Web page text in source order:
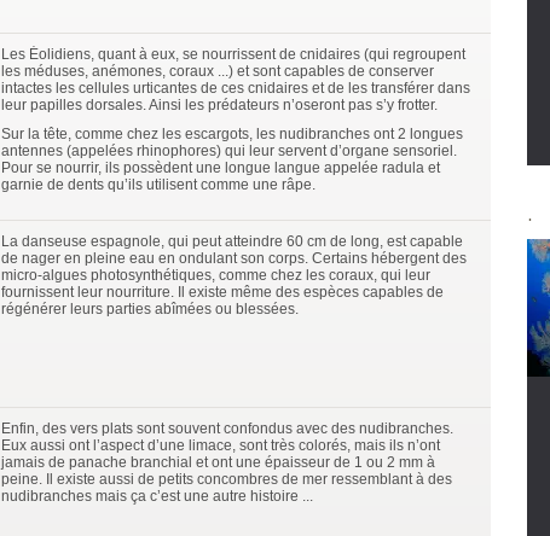
Les Éolidiens, quant à eux, se nourrissent de cnidaires (qui regroupent
les méduses, anémones, coraux ...) et sont capables de conserver
intactes les cellules urticantes de ces cnidaires et de les transférer dans
leur papilles dorsales. Ainsi les prédateurs n’oseront pas s’y frotter.
Sur la tête, comme chez les escargots, les nudibranches ont 2 longues
antennes (appelées rhinophores) qui leur servent d’organe sensoriel.
Pour se nourrir, ils possèdent une longue langue appelée radula et
garnie de dents qu’ils utilisent comme une râpe.
La danseuse espagnole, qui peut atteindre 60 cm de long, est capable
de nager en pleine eau en ondulant son corps. Certains hébergent des
micro-algues photosynthétiques, comme chez les coraux, qui leur
fournissent leur nourriture. Il existe même des espèces capables de
régénérer leurs parties abîmées ou blessées.
Enfin, des vers plats sont souvent confondus avec des nudibranches.
Eux aussi ont l’aspect d’une limace, sont très colorés, mais ils n’ont
jamais de panache branchial et ont une épaisseur de 1 ou 2 mm à
peine. Il existe aussi de petits concombres de mer ressemblant à des
nudibranches mais ça c’est une autre histoire ...
.